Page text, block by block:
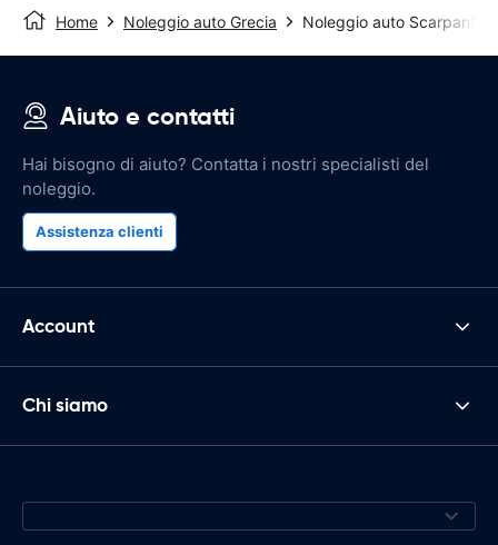
Home Noleggio auto Grecia Noleggio auto Scarpanto
Aiuto e contatti
Hai bisogno di aiuto? Contatta i nostri specialisti del
noleggio.
Assistenza clienti
Account
Chi siamo